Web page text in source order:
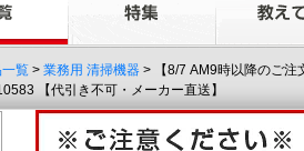
覧 > 業務用 清掃機器 > 【8/7 AM9時以降のご注
【代引き不可・メーカー直送】